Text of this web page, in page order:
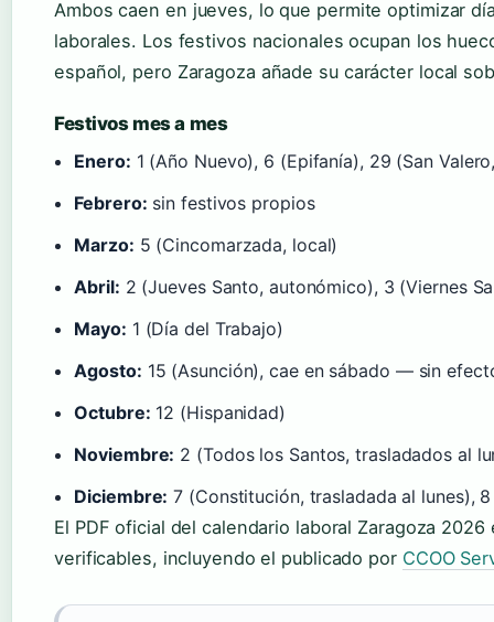
Ambos caen en jueves, lo que permite optimizar
laborales. Los festivos nacionales ocupan los
español, pero Zaragoza añade su carácter local
Festivos mes a mes
Enero: 1 (Año Nuevo), 6 (Epifanía), 29 (San
Febrero: sin festivos propios
Marzo: 5 (Cincomarzada, local)
Abril: 2 (Jueves Santo, autonómico), 3 (Viernes
Mayo: 1 (Día del Trabajo)
Agosto: 15 (Asunción), cae en sábado — sin
Octubre: 12 (Hispanidad)
Noviembre: 2 (Todos los Santos, trasladados al
Diciembre: 7 (Constitución, trasladada al lunes),
El PDF oficial del calendario laboral Zaragoza
verificables, incluyendo el publicado por CCOO